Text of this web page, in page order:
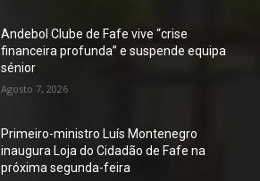
Andebol Clube de Fafe vive “crise
financeira profunda” e suspende equipa
sénior
Agosto 7, 2026
Primeiro-ministro Luís Montenegro
inaugura Loja do Cidadão de Fafe na
próxima segunda-feira